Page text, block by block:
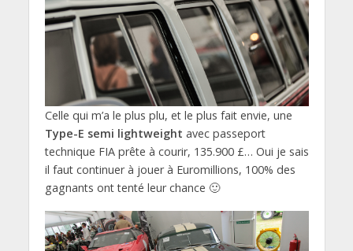
Celle qui m’a le plus plu, et le plus fait envie, une
Type-E semi lightweight avec passeport
technique FIA prête à courir, 135.900 £… Oui je sais
il faut continuer à jouer à Euromillions, 100% des
gagnants ont tenté leur chance 🙂